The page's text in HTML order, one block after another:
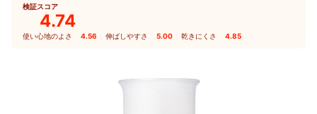
検証スコア
4.74
使い心地のよさ 4.56 伸ばしやすさ 5.00 乾きにくさ 4.85